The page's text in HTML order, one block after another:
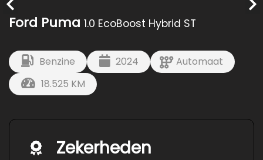
Ford Puma 1.0 EcoBoost Hybrid ST
Benzine 2024
Automaat
18.525 KM
Zekerheden